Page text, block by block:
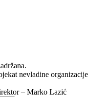
nevladine organizacije
– Marko Lazić